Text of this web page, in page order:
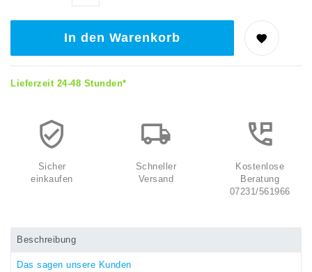
In den Warenkorb
Lieferzeit 24-48 Stunden*
Sicher
einkaufen
Schneller
Versand
Kostenlose
Beratung
07231/561966
Beschreibung
Das sagen unsere Kunden